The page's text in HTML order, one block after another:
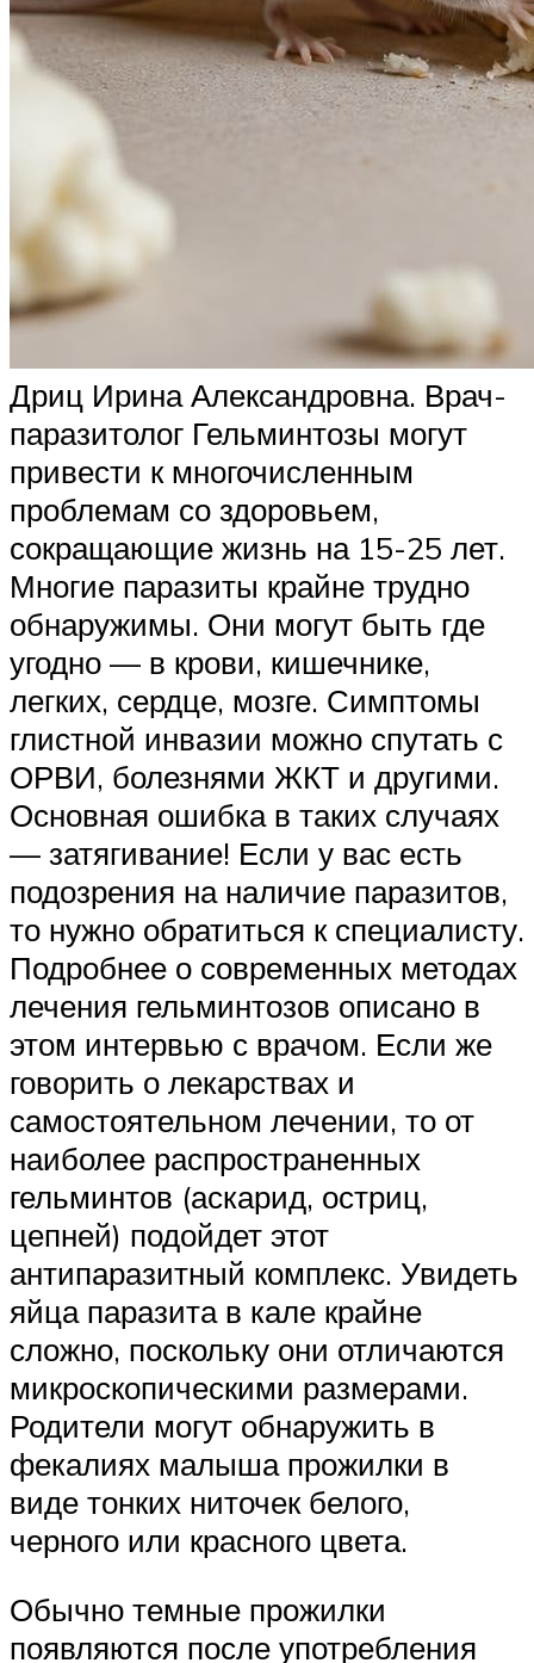
Дриц Ирина Александровна. Врач-
паразитолог Гельминтозы могут
привести к многочисленным
проблемам со здоровьем,
сокращающие жизнь на 15-25 лет.
Многие паразиты крайне трудно
обнаружимы. Они могут быть где
угодно — в крови, кишечнике,
легких, сердце, мозге. Симптомы
глистной инвазии можно спутать с
ОРВИ, болезнями ЖКТ и другими.
Основная ошибка в таких случаях
— затягивание! Если у вас есть
подозрения на наличие паразитов,
то нужно обратиться к специалисту.
Подробнее о современных методах
лечения гельминтозов описано в
этом интервью с врачом. Если же
говорить о лекарствах и
самостоятельном лечении, то от
наиболее распространенных
гельминтов (аскарид, остриц,
цепней) подойдет этот
антипаразитный комплекс. Увидеть
яйца паразита в кале крайне
сложно, поскольку они отличаются
микроскопическими размерами.
Родители могут обнаружить в
фекалиях малыша прожилки в
виде тонких ниточек белого,
черного или красного цвета.
Обычно темные прожилки
появляются после употребления